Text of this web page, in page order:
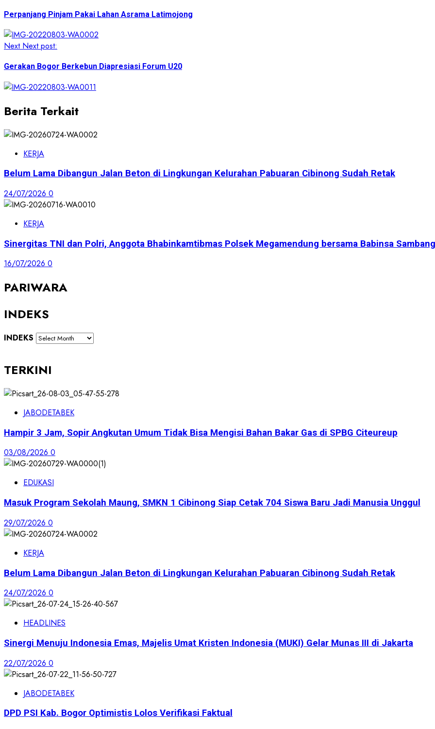
Perpanjang Pinjam Pakai Lahan Asrama Latimojong
Next Next post:
Gerakan Bogor Berkebun Diapresiasi Forum U20
Berita Terkait
KERJA
Belum Lama Dibangun Jalan Beton di Lingkungan Kelurahan Pabuaran Cibinong Sudah Retak
24/07/2026 0
KERJA
Sinergitas TNI dan Polri, Anggota Bhabinkamtibmas Polsek Megamendung bersama Babinsa
16/07/2026 0
PARIWARA
INDEKS
INDEKS
TERKINI
JABODETABEK
Hampir 3 Jam, Sopir Angkutan Umum Tidak Bisa Mengisi Bahan Bakar Gas di SPBG Citeureup
03/08/2026 0
EDUKASI
Masuk Program Sekolah Maung, SMKN 1 Cibinong Siap Cetak 704 Siswa Baru Jadi Manusia Unggul
29/07/2026 0
KERJA
Belum Lama Dibangun Jalan Beton di Lingkungan Kelurahan Pabuaran Cibinong Sudah Retak
24/07/2026 0
HEADLINES
Sinergi Menuju Indonesia Emas, Majelis Umat Kristen Indonesia (MUKI) Gelar Munas III di Jakarta
22/07/2026 0
JABODETABEK
DPD PSI Kab. Bogor Optimistis Lolos Verifikasi Faktual